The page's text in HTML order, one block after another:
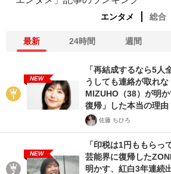
エンタメ 総合
最新 24時間 週間
NEW
「再結成するなら5人
うしても連絡が取れ
MIZUHO（38）が明
復帰」した本当の理由
佐藤 ちひろ
NEW
「印税は1円ももらっ
芸能界に復帰した
明かす、紅白3年連続